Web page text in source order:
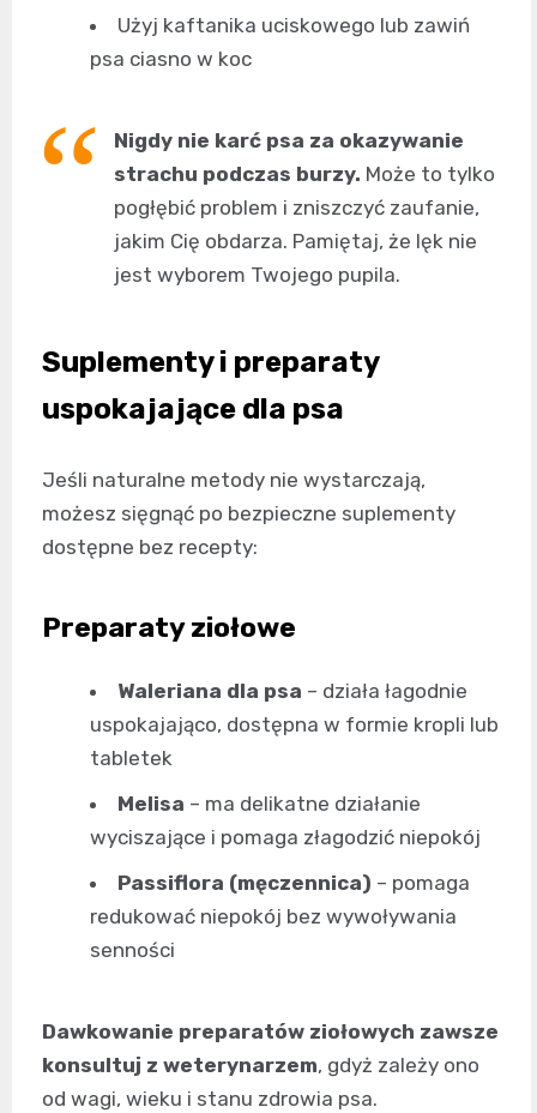
Użyj kaftanika uciskowego lub zawiń
psa ciasno w koc
Nigdy nie karć psa za okazywanie
strachu podczas burzy. Może to tylko
pogłębić problem i zniszczyć zaufanie,
jakim Cię obdarza. Pamiętaj, że lęk nie
jest wyborem Twojego pupila.
Suplementy i preparaty
uspokajające dla psa
Jeśli naturalne metody nie wystarczają,
możesz sięgnąć po bezpieczne suplementy
dostępne bez recepty:
Preparaty ziołowe
Waleriana dla psa – działa łagodnie
uspokajająco, dostępna w formie kropli lub
tabletek
Melisa – ma delikatne działanie
wyciszające i pomaga złagodzić niepokój
Passiflora (męczennica) – pomaga
redukować niepokój bez wywoływania
senności
Dawkowanie preparatów ziołowych zawsze
konsultuj z weterynarzem, gdyż zależy ono
od wagi, wieku i stanu zdrowia psa.